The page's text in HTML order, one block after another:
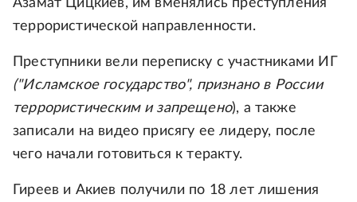
Азамат Цицкиев, им вменялись преступления
террористической направленности.
Преступники вели переписку с участниками ИГ
("Исламское государство", признано в России
террористическим и запрещено), а также
записали на видео присягу ее лидеру, после
чего начали готовиться к теракту.
Гиреев и Акиев получили по 18 лет лишения